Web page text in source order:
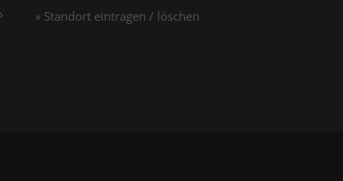
» Standort eintragen / löschen